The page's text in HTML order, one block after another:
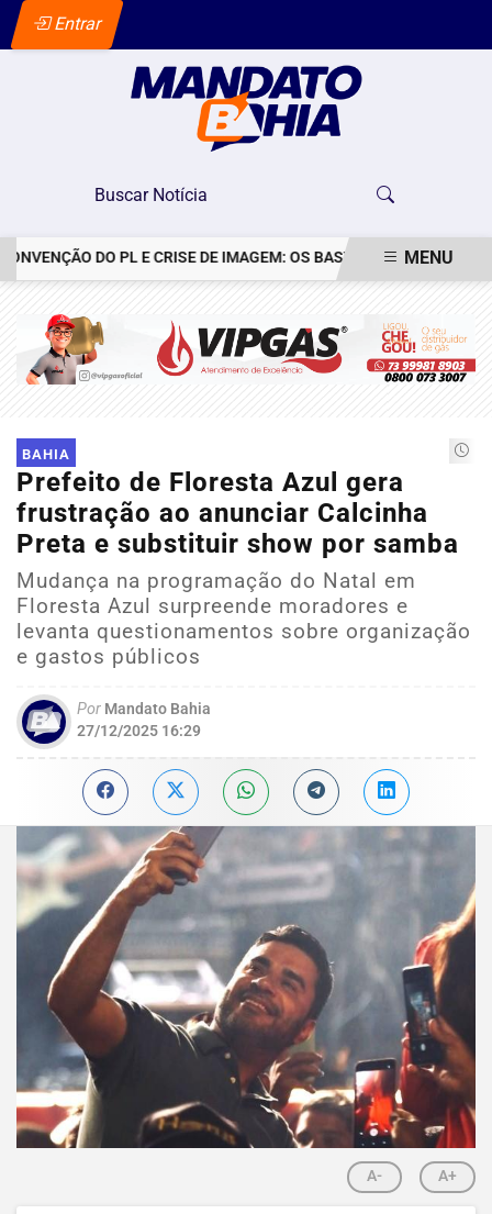
Entrar
DO PL E CRISE DE IMAGEM: OS BASTIDORES DO PEDIDO
MENU
BAHIA
Prefeito de Floresta Azul gera
frustração ao anunciar Calcinha
Preta e substituir show por samba
Mudança na programação do Natal em
Floresta Azul surpreende moradores e
levanta questionamentos sobre organização
e gastos públicos
Por Mandato Bahia
27/12/2025 16:29
A- A+